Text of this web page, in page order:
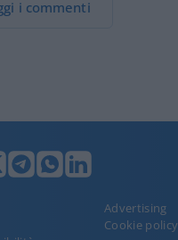
i commenti
Advertising
Cookie policy